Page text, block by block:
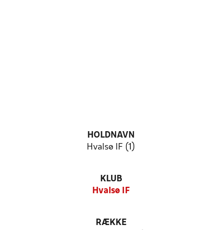
HOLDNAVN
Hvalsø IF (1)
KLUB
Hvalsø IF
RÆKKE